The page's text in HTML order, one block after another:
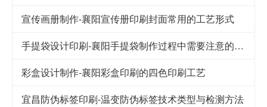
宣传画册制作-襄阳宣传册印刷封面常用的工艺形式
手提袋设计印刷-襄阳手提袋制作过程中需要注意的要点
彩盒设计制作-襄阳彩盒印刷的四色印刷工艺
宜昌防伪标签印刷-温变防伪标签技术类型与检测方法